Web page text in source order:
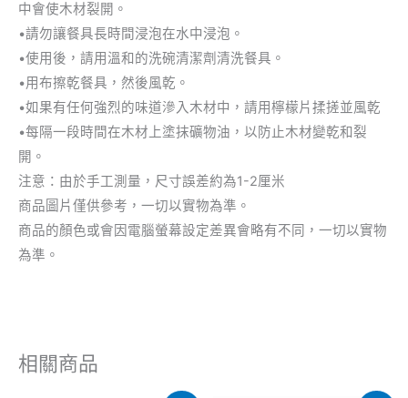
中會使木材裂開。
•請勿讓餐具長時間浸泡在水中浸泡。
•使用後，請用溫和的洗碗清潔劑清洗餐具。
•用布擦乾餐具，然後風乾。
•如果有任何強烈的味道滲入木材中，請用檸檬片揉搓並風乾
•每隔一段時間在木材上塗抹礦物油，以防止木材變乾和裂
開。
注意：由於手工測量，尺寸誤差約為1-2厘米
商品圖片僅供參考，一切以實物為準。
商品的顏色或會因電腦螢幕設定差異會略有不同，一切以實物
為準。
相關商品